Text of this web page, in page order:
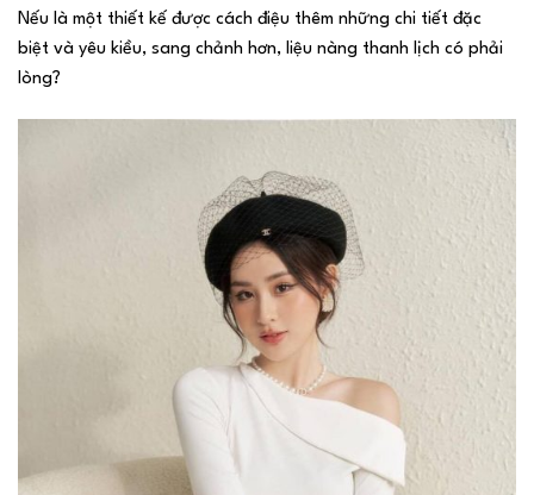
Nếu là một thiết kế được cách điệu thêm những chi tiết đặc
biệt và yêu kiều, sang chảnh hơn, liệu nàng thanh lịch có phải
lòng?